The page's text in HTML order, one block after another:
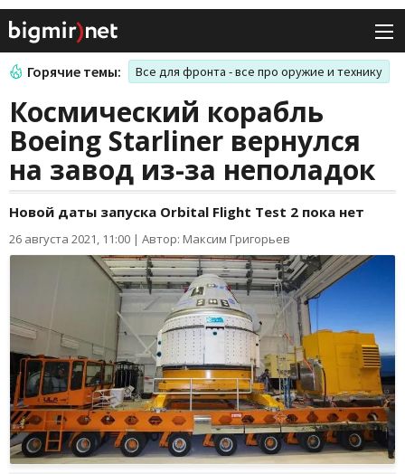
Горячие темы: Все для фронта - все про оружие и технику
Космический корабль
Boeing Starliner вернулся
на завод из-за неполадок
Новой даты запуска Orbital Flight Test 2 пока нет
26 августа 2021, 11:00 | Автор: Максим Григорьев